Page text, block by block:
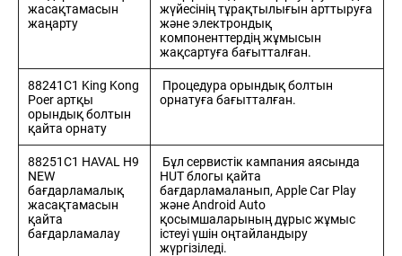
ЖАҢАЛЫҚТАР БАЙЛАНЫСТАР
+7 (778)
097-06-47
Haval
Shymkent
жасақтамасын
жаңарту
жүйесінің тұрақтылығын арттыруға
және электрондық
компоненттердің жұмысын
жақсартуға бағытталған.
88241C1 King Kong
Poer артқы
орындық болтын
қайта орнату
Процедура орындық болтын
орнатуға бағытталған.
88251C1 HAVAL H9
NEW
бағдарламалық
жасақтамасын
қайта
бағдарламалау
Бұл сервистік кампания аясында
HUT блогы қайта
бағдарламаланып, Apple Car Play
және Android Auto
қосымшаларының дұрыс жұмыс
істеуі үшін оңтайландыру
жүргізіледі.